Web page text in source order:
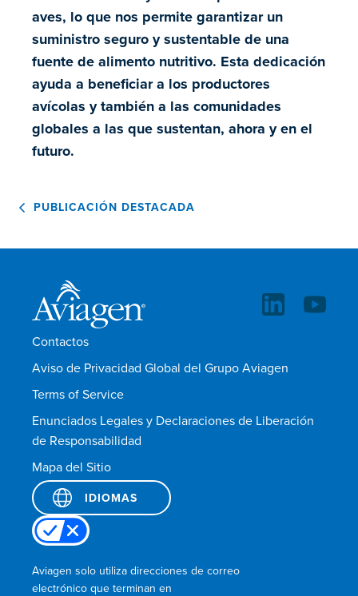
aves, lo que nos permite garantizar un
suministro seguro y sustentable de una
fuente de alimento nutritivo. Esta dedicación
ayuda a beneficiar a los productores
avícolas y también a las comunidades
globales a las que sustentan, ahora y en el
futuro.
PUBLICACIÓN DESTACADA
Contactos
Aviso de Privacidad Global del Grupo Aviagen
Terms of Service
Enunciados Legales y Declaraciones de Liberación
de Responsabilidad
Mapa del Sitio
IDIOMAS
Aviagen solo utiliza direcciones de correo
electrónico que terminan en